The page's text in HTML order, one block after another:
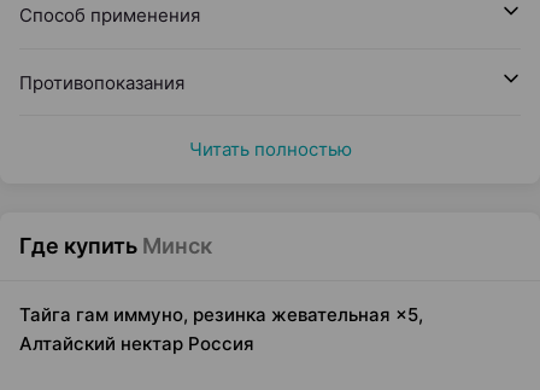
Способ применения
Противопоказания
Читать полностью
Где купить Минск
Тайга гам иммуно, резинка жевательная ×5,
Алтайский нектар Россия